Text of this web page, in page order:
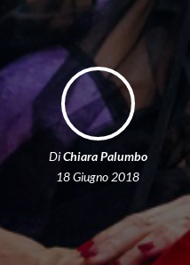
DiChiara Palumbo
18 Giugno 2018